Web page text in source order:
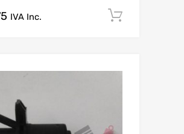
IVA Inc.